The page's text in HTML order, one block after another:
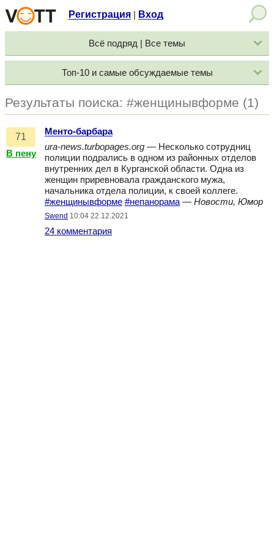
Регистрация Вход
Всё подряд | Все темы
Топ-10 и самые обсуждаемые темы
Результаты поиска: #женщинывформе (1)
71
В пену
Менто-барбара
ura-news.turbopages.org — Несколько сотрудниц
полиции подрались в одном из районных отделов
внутренних дел в Курганской области. Одна из
женщин приревновала гражданского мужа,
начальника отдела полиции, к своей коллеге.
#женщинывформе #непанорама — Новости, Юмор
Swend 10:04 22.12.2021
24 комментария